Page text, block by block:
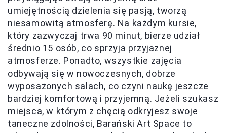
umiejętnością dzielenia się pasją, tworzą
niesamowitą atmosferę. Na każdym kursie,
który zazwyczaj trwa 90 minut, bierze udział
średnio 15 osób, co sprzyja przyjaznej
atmosferze. Ponadto, wszystkie zajęcia
odbywają się w nowoczesnych, dobrze
wyposażonych salach, co czyni naukę jeszcze
bardziej komfortową i przyjemną. Jeżeli szukasz
miejsca, w którym z chęcią odkryjesz swoje
taneczne zdolności, Barański Art Space to